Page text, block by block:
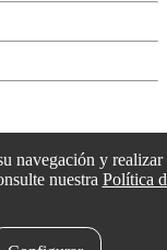
/ xenpelar [a bildua]
/ Cookie politika
de las cookies
navegación y realizar
nuestra Política